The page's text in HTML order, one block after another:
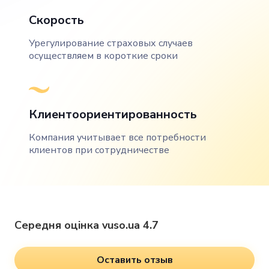
Скорость
Урегулирование страховых случаев
осуществляем в короткие сроки
Клиентоориентированность
Компания учитывает все потребности
клиентов при сотрудничестве
Середня оцінка vuso.ua 4.7
Оставить отзыв